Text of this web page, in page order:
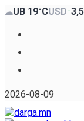
Skip
content
☁UB 19°CUSD↑
2026-08-09